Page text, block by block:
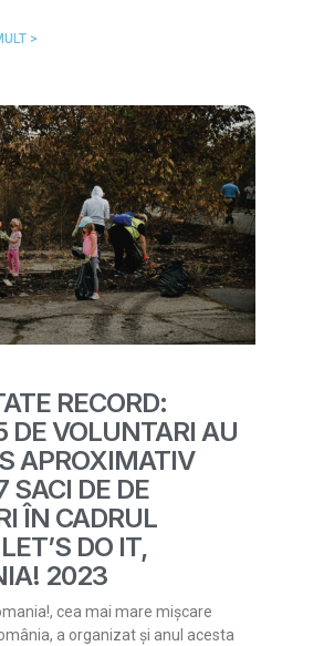
>
RECORD:
DE VOLUNTARI AU
APROXIMATIV
SACI DE DE
ÎN CADRUL
DO IT,
2023
cea mai mare mișcare
a organizat și anul acesta